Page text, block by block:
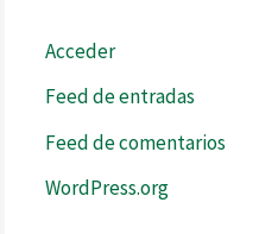
Acceder
Feed de entradas
Feed de comentarios
WordPress.org